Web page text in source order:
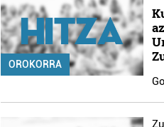
OROKORRA